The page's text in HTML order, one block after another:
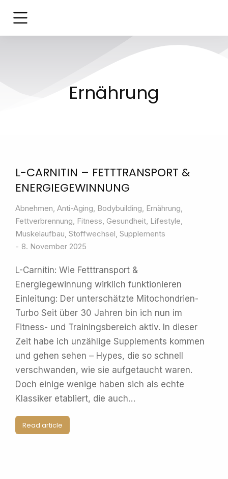
Ernährung
L-CARNITIN – FETTTRANSPORT &
ENERGIEGEWINNUNG
Abnehmen, Anti-Aging, Bodybuilding, Ernährung,
Fettverbrennung, Fitness, Gesundheit, Lifestyle,
Muskelaufbau, Stoffwechsel, Supplements
8. November 2025
L-Carnitin: Wie Fetttransport &
Energiegewinnung wirklich funktionieren
Einleitung: Der unterschätzte Mitochondrien-
Turbo Seit über 30 Jahren bin ich nun im
Fitness- und Trainingsbereich aktiv. In dieser
Zeit habe ich unzählige Supplements kommen
und gehen sehen – Hypes, die so schnell
verschwanden, wie sie aufgetaucht waren.
Doch einige wenige haben sich als echte
Klassiker etabliert, die auch…
Read article